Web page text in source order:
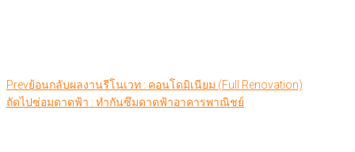
Prevย้อนกลับผลงานรีโนเวท : คอนโดมิเนียม (Full Renovation)
ถัดไปซ่อมดาดฟ้า : ทำกันซึมดาดฟ้าอาคารพาณิชย์